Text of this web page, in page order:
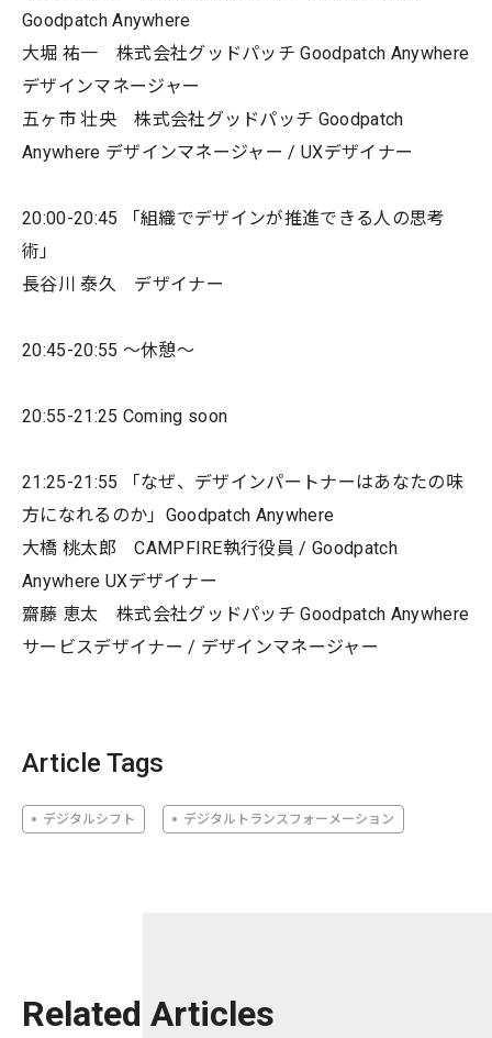
Goodpatch Anywhere
大堀 祐一 株式会社グッドパッチ Goodpatch Anywhere
デザインマネージャー
五ヶ市 壮央 株式会社グッドパッチ Goodpatch
Anywhere デザインマネージャー / UXデザイナー
20:00-20:45 「組織でデザインが推進できる人の思考
術」
長谷川 泰久 デザイナー
20:45-20:55 〜休憩〜
20:55-21:25 Coming soon
21:25-21:55 「なぜ、デザインパートナーはあなたの味
方になれるのか」Goodpatch Anywhere
大橋 桃太郎 CAMPFIRE執行役員 / Goodpatch
Anywhere UXデザイナー
齋藤 恵太 株式会社グッドパッチ Goodpatch Anywhere
サービスデザイナー / デザインマネージャー
Article Tags
デジタルシフト デジタルトランスフォーメーション
Related Articles